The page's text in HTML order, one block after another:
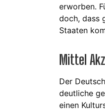
erworben.
doch, dass
Staaten
Mittel
Der
deutliche
einen